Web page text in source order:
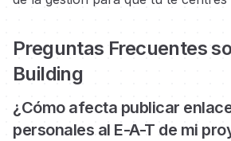
Preguntas Frecuentes
Building
¿Cómo afecta publicar
personales al E-A-T de mi